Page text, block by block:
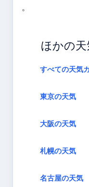
。
ほかの
すべての天気
東京の天気
大阪の天気
札幌の天気
名古屋の天気